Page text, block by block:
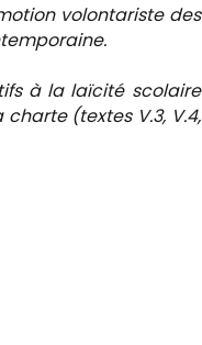
volontariste des
à la laïcité scolaire
(textes V.3, V.4,